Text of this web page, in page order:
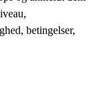
betingelser,